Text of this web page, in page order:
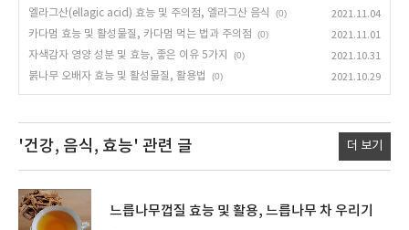
엘라그산(ellagic acid) 효능 및 주의점, 엘라그산 음식
(0)
2021.11.04
카다멈 효능 및 활성물질, 카다멈 먹는 법과 주의점
(0)
2021.11.01
자색감자 영양 성분 및 효능, 좋은 이유 5가지
(0)
2021.10.31
붉나무 오배자 효능 및 활성물질, 활용법
(0) 2021.10.29
'건강, 음식, 효능' 관련 글 더 보기
느릅나무껍질 효능 및 활용, 느릅나무 차 우리기